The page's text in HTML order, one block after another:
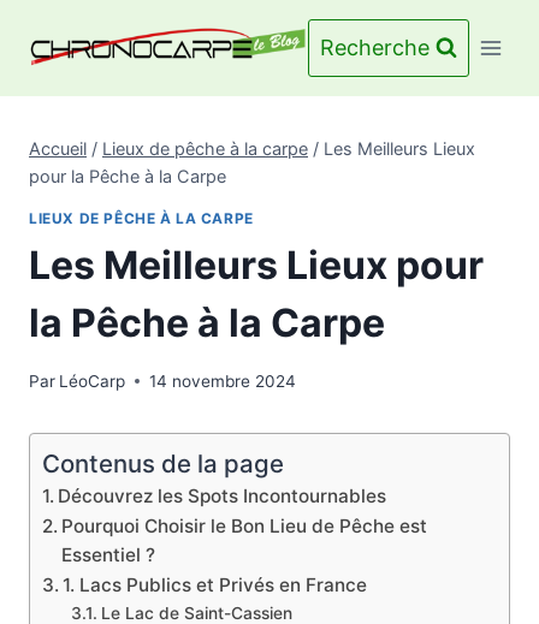
Recherche
Accueil / Lieux de pêche à la carpe / Les Meilleurs Lieux
pour la Pêche à la Carpe
LIEUX DE PÊCHE À LA CARPE
Les Meilleurs Lieux pour
la Pêche à la Carpe
Par LéoCarp 14 novembre 2024
Contenus de la page
Découvrez les Spots Incontournables
Pourquoi Choisir le Bon Lieu de Pêche est
Essentiel ?
1. Lacs Publics et Privés en France
Le Lac de Saint-Cassien